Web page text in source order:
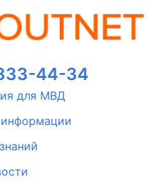
44-34
для МВД